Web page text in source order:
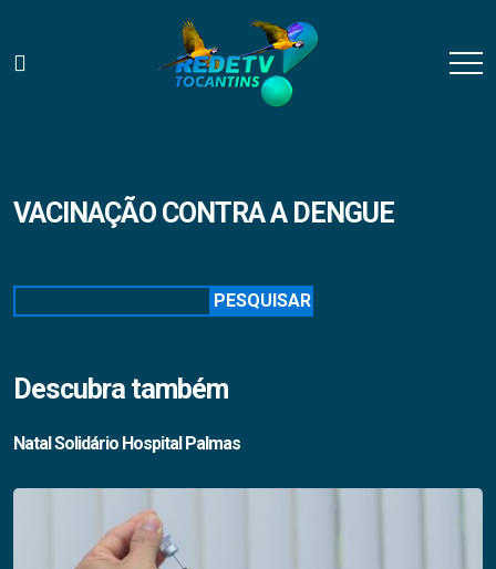
VACINAÇÃO CONTRA A DENGUE
PESQUISAR
Descubra também
Natal Solidário Hospital Palmas